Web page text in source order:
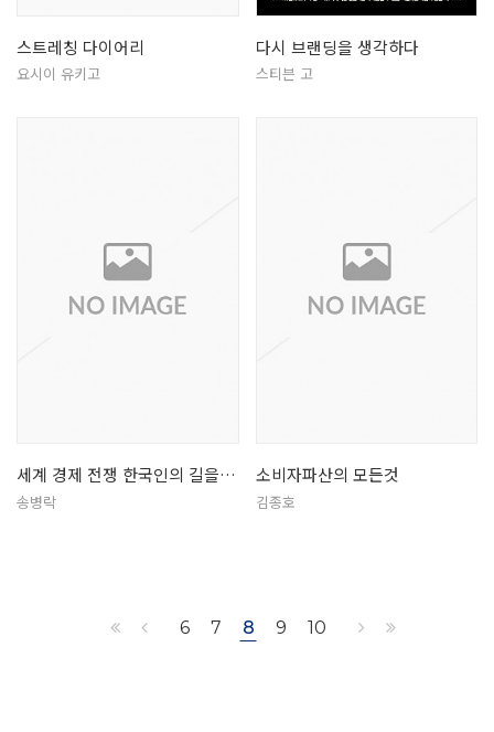
스트레칭 다이어리
요시이 유키고
다시 브랜딩을 생각하다
스티븐 고
세계 경제 전쟁 한국인의 길을 찾아라
송병락
소비자파산의 모든것
김종호
6 7 8 9 10